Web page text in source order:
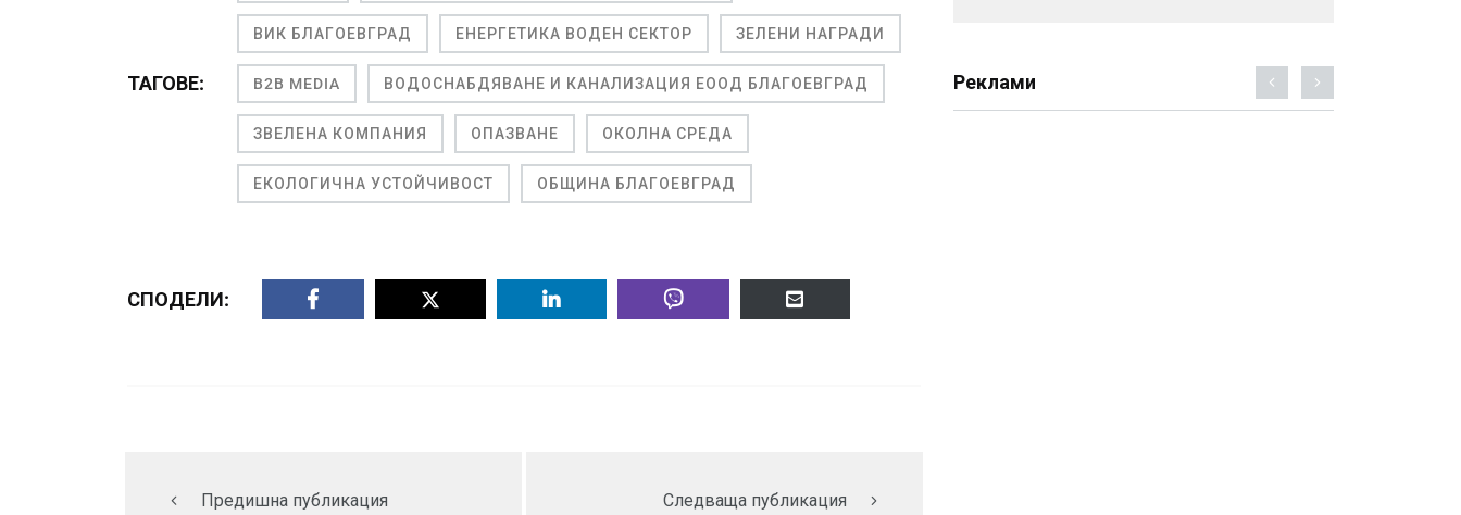
ТАГОВЕ:
ВИК БЛАГОЕВГРАД ЕНЕРГЕТИКА ВОДЕН СЕКТОР ЗЕЛЕНИ НАГРАДИ
B2B MEDIA ВОДОСНАБДЯВАНЕ И КАНАЛИЗАЦИЯ ЕООД БЛАГОЕВГРАД
ЗВЕЛЕНА КОМПАНИЯ ОПАЗВАНЕ ОКОЛНА СРЕДА
ЕКОЛОГИЧНА УСТОЙЧИВОСТ ОБЩИНА БЛАГОЕВГРАД
СПОДЕЛИ:
Предишна публикация Следваща публикация
Реклами